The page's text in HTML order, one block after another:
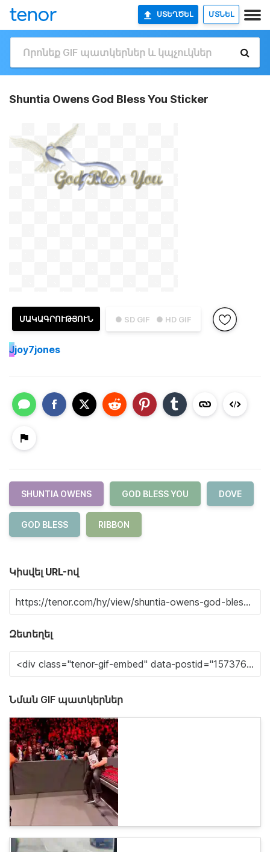
ՍՏԵՂԾԵԼ ՄՏՆԵԼ
Shuntia Owens God Bless You Sticker
● SD GIF ● HD GIF
ՄԱԿԱԳՐՈՒԹՅՈՒՆ
Jjoy7jones
SHUNTIA OWENS GOD BLESS YOU DOVE
GOD BLESS RIBBON
Կիսվել URL-ով
Զետեղել
Նման GIF պատկերներ